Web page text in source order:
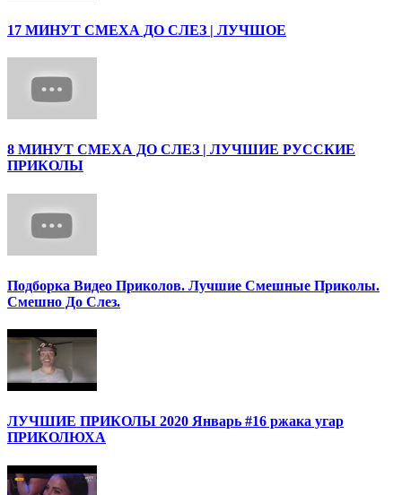
17 МИНУТ СМЕХА ДО СЛЕЗ | ЛУЧШОЕ
8 МИНУТ СМЕХА ДО СЛЕЗ | ЛУЧШИЕ РУССКИЕ
ПРИКОЛЫ
Подборка Видео Приколов. Лучшие Смешные Приколы.
Смешно До Слез.
ЛУЧШИЕ ПРИКОЛЫ 2020 Январь #16 ржака угар
ПРИКОЛЮХА